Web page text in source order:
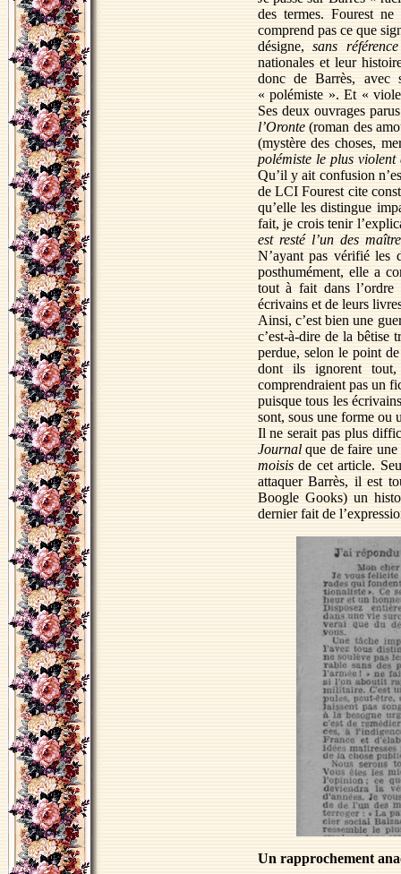
des termes. Fourest
comprend pas ce que
désigne,sans
nationales et leur
donc de Barrès, avec
« polémiste ». Et «
Ses deux ouvrages
l’Oronte(roman des
(mystère des choses,
polémiste le plus violent
Qu’il y ait confusion
de LCI Fourest cite
qu’elle les distingue
fait, je crois tenir
est resté l’un des
N’ayant pas vérifié les
posthumément, elle a
tout à fait dans l’ordre
écrivains et de leurs
Ainsi, c’est bien une
c’est-à-dire de la bêtise
perdue, selon le point
dont ils ignorent
comprendraient pas un
puisque tous les
sont, sous une forme ou
Il ne serait pas plus
Journalque de faire une
moisisde cet article.
attaquer Barrès, il est
Boogle Gooks) un
dernier fait de
Un rapprochement